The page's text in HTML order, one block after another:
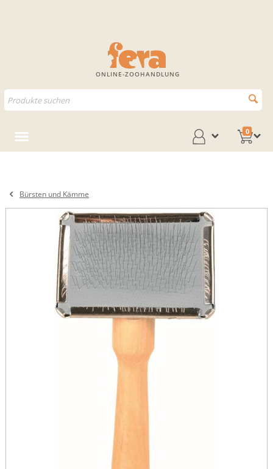
ONLINE-ZOOHANDLUNG
0
Bürsten und Kämme